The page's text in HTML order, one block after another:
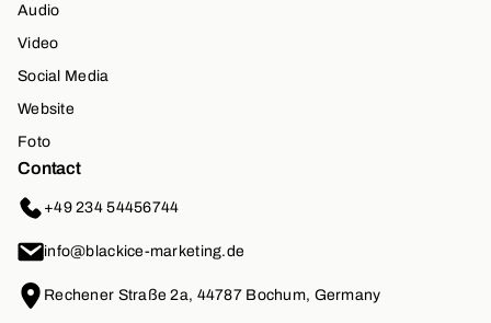
Audio
Video
Social Media
Website
Foto
Contact
+49 234 54456744
info@blackice-marketing.de
Rechener Straße 2a, 44787 Bochum, Germany